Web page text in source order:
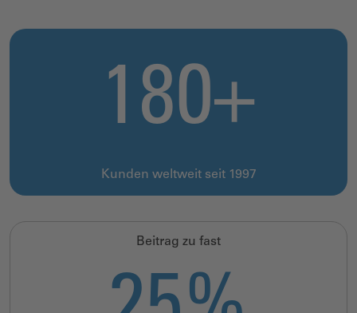
180+
Kunden weltweit seit 1997
Beitrag zu fast